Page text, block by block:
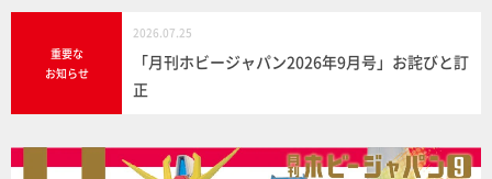
重要な
お知らせ
2026.07.25
「月刊ホビージャパン2026年9月号」お詫びと訂
正